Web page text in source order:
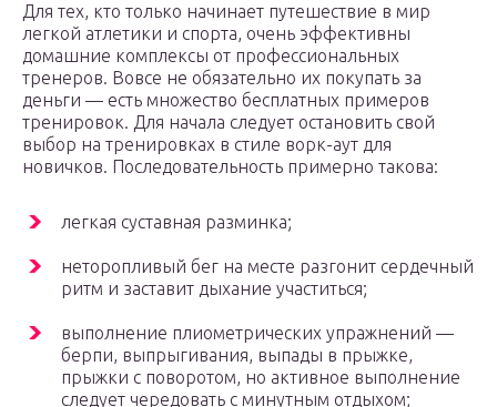
Для тех, кто только начинает путешествие в мир
легкой атлетики и спорта, очень эффективны
домашние комплексы от профессиональных
тренеров. Вовсе не обязательно их покупать за
деньги — есть множество бесплатных примеров
тренировок. Для начала следует остановить свой
выбор на тренировках в стиле ворк-аут для
новичков. Последовательность примерно такова:
легкая суставная разминка;
неторопливый бег на месте разгонит сердечный
ритм и заставит дыхание участиться;
выполнение плиометрических упражнений —
берпи, выпрыгивания, выпады в прыжке,
прыжки с поворотом, но активное выполнение
следует чередовать с минутным отдыхом;